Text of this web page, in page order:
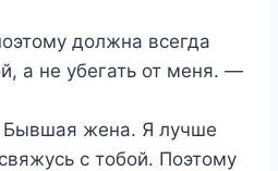
должна всегда
а не убегать от меня. —
жена. Я лучше
с тобой. Поэтому